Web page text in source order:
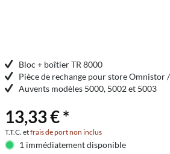
Bloc + boîtier TR 8000
Pièce de rechange pour store Omnistor
Auvents modèles 5000, 5002 et 5003
13,33 € *
T.T.C. etfrais de port non inclus
1 immédiatement disponible